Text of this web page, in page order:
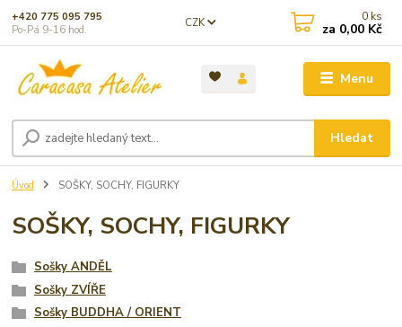
Menu
CZK
Hledat
+420 775 095 795
Po-Pá 9-16 hod.
0 ks
za 0,00 Kč
Úvod SOŠKY, SOCHY, FIGURKY
SOŠKY, SOCHY, FIGURKY
Sošky ANDĚL
Sošky ZVÍŘE
Sošky BUDDHA / ORIENT